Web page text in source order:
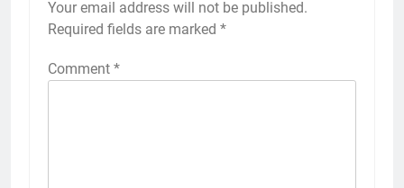
Your email address will not be published.
Required fields are marked *
Comment *